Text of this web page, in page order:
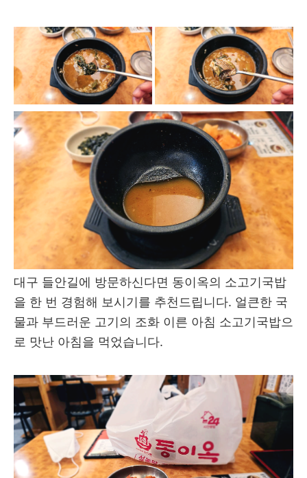
대구 들안길에 방문하신다면 동이옥의 소고기국밥
을 한 번 경험해 보시기를 추천드립니다. 얼큰한 국
물과 부드러운 고기의 조화 이른 아침 소고기국밥으
로 맛난 아침을 먹었습니다.